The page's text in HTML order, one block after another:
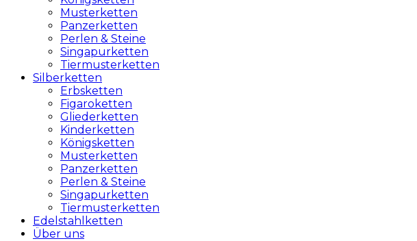
Musterketten
Panzerketten
Perlen & Steine
Singapurketten
Tiermusterketten
Silberketten
Erbsketten
Figaroketten
Gliederketten
Kinderketten
Königsketten
Musterketten
Panzerketten
Perlen & Steine
Singapurketten
Tiermusterketten
Edelstahlketten
Über uns